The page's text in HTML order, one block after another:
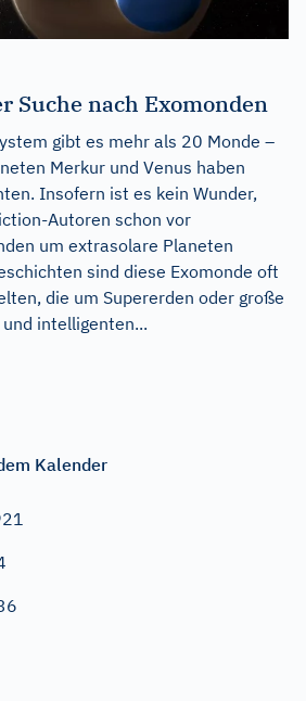
Suche nach Exomonden
gibt es mehr als 20 Monde –
Merkur und Venus haben
Insofern ist es kein Wunder,
Autoren schon vor
um extrasolare Planeten
sind diese Exomonde oft
die um Supererden oder große
intelligenten...
Kalender